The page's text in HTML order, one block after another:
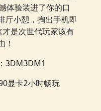
体验装进了你的口
厅小憩，掏出手机即
是次世代玩家该有
！
3DM3DM1
显卡2小时畅玩